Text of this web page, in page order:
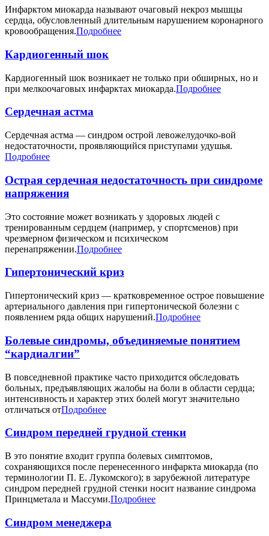
Инфарктом миокарда называют очаговый некроз мышцы
сердца, обусловленный длительным нарушением коронарного
кровообращения.Подробнее
Кардиогенный шок
Кардиогенный шок возникает не только при обширных, но и
при мелкоочаговых инфарктах миокарда.Подробнее
Сердечная астма
Сердечная астма — синдром острой левожелудочко-вой
недостаточности, проявляющийся приступами удушья.
Подробнее
Острая сердечная недостаточность при синдроме
напряжения
Это состояние может возникать у здоровых людей с
тренированным сердцем (например, у спортсменов) при
чрезмерном физическом и психическом
перенапряжении.Подробнее
Гипертонический криз
Гипертонический криз — кратковременное острое повышение
артериального давления при гипертонической болезни с
появлением ряда общих нарушений.Подробнее
Болевые синдромы, объединяемые понятием
“кардиалгии”
В повседневной практике часто приходится обследовать
больных, предъявляющих жалобы на боли в области сердца;
интенсивность и характер этих болей могут значительно
отличаться отПодробнее
Синдром передней грудной стенки
В это понятие входит группа болевых симптомов,
сохраняющихся после перенесенного инфаркта миокарда (по
терминологии П. Е. Лукомского); в зарубежной литературе
синдром передней грудной стенки носит название синдрома
Принцметала и Массуми.Подробнее
Синдром менеджера